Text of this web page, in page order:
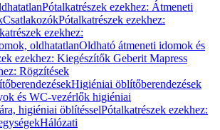
Pótalkatrészek ezekhez: Átmeneti
CsatlakozókPótalkatrészek ezekhez:
ezekhez:
oldhatatlanOldható átmeneti idomok és
ezekhez: Kiegészítők Geberit Mapress
Rögzítések
Higiéniai öblítőberendezések
és WC-vezérlők higiéniai
higiéniai öblítésselPótalkatrészek ezekhez:
Hálózati